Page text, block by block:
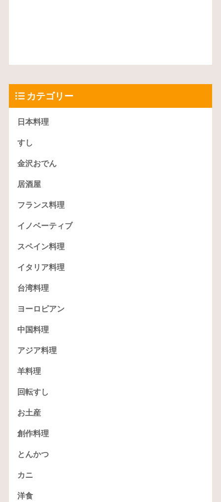
カテゴリー
日本料理
すし
金沢おでん
居酒屋
フランス料理
イノベーティブ
スペイン料理
イタリア料理
台湾料理
ヨーロピアン
中国料理
アジア料理
羊料理
回転すし
お土産
創作料理
とんかつ
カニ
洋食